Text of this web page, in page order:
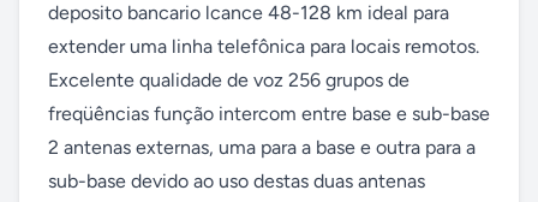
deposito bancario lcance 48-128 km ideal para
extender uma linha telefônica para locais remotos.
Excelente qualidade de voz 256 grupos de
freqüências função intercom entre base e sub-base
2 antenas externas, uma para a base e outra para a
sub-base devido ao uso destas duas antenas